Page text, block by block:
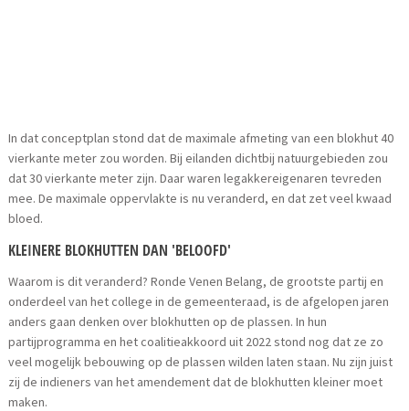
In dat conceptplan stond dat de maximale afmeting van een blokhut 40
vierkante meter zou worden. Bij eilanden dichtbij natuurgebieden zou
dat 30 vierkante meter zijn. Daar waren legakkereigenaren tevreden
mee. De maximale oppervlakte is nu veranderd, en dat zet veel kwaad
bloed.
KLEINERE BLOKHUTTEN DAN 'BELOOFD'
Waarom is dit veranderd? Ronde Venen Belang, de grootste partij en
onderdeel van het college in de gemeenteraad, is de afgelopen jaren
anders gaan denken over blokhutten op de plassen. In hun
partijprogramma en het coalitieakkoord uit 2022 stond nog dat ze zo
veel mogelijk bebouwing op de plassen wilden laten staan. Nu zijn juist
zij de indieners van het amendement dat de blokhutten kleiner moet
maken.